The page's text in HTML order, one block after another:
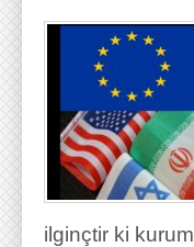
ilginçtir ki